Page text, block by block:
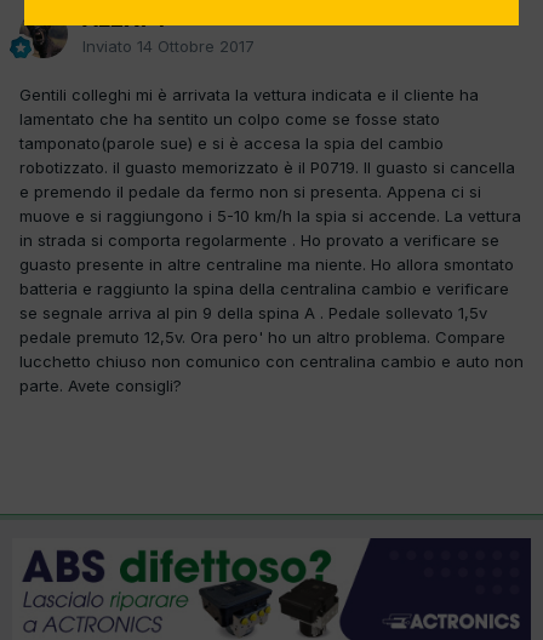
Inviato 14 Ottobre 2017
Gentili colleghi mi è arrivata la vettura indicata e il cliente ha
lamentato che ha sentito un colpo come se fosse stato
tamponato(parole sue) e si è accesa la spia del cambio
robotizzato. il guasto memorizzato è il P0719. Il guasto si cancella
e premendo il pedale da fermo non si presenta. Appena ci si
muove e si raggiungono i 5-10 km/h la spia si accende. La vettura
in strada si comporta regolarmente . Ho provato a verificare se
guasto presente in altre centraline ma niente. Ho allora smontato
batteria e raggiunto la spina della centralina cambio e verificare
se segnale arriva al pin 9 della spina A . Pedale sollevato 1,5v
pedale premuto 12,5v. Ora pero' ho un altro problema. Compare
lucchetto chiuso non comunico con centralina cambio e auto non
parte. Avete consigli?